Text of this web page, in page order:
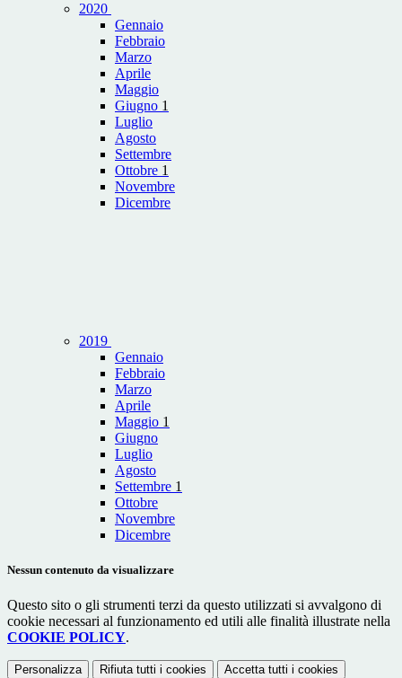
2020
Gennaio
Febbraio
Marzo
Aprile
Maggio
Giugno 1
Luglio
Agosto
Settembre
Ottobre 1
Novembre
Dicembre
2019
Gennaio
Febbraio
Marzo
Aprile
Maggio 1
Giugno
Luglio
Agosto
Settembre 1
Ottobre
Novembre
Dicembre
Nessun contenuto da visualizzare
Questo sito o gli strumenti terzi da questo utilizzati si avvalgono di
cookie necessari al funzionamento ed utili alle finalità illustrate nella
COOKIE POLICY.
Personalizza Rifiuta tutti i cookies Accetta tutti i cookies